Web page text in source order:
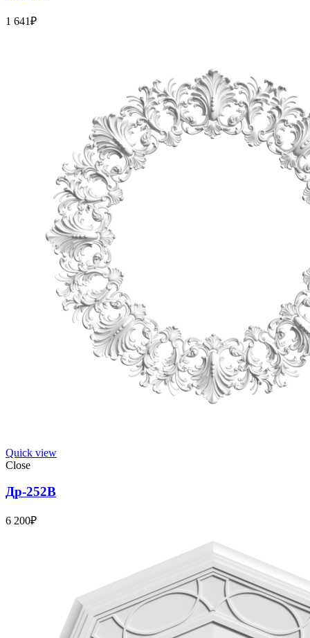
1 641₽
Quick view
Close
Др-252В
6 200₽